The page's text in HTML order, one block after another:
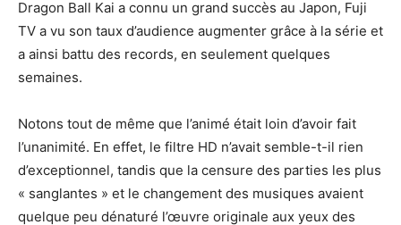
Dragon Ball Kai a connu un grand succès au Japon, Fuji
TV a vu son taux d’audience augmenter grâce à la série et
a ainsi battu des records, en seulement quelques
semaines.
Notons tout de même que l’animé était loin d’avoir fait
l’unanimité. En effet, le filtre HD n’avait semble-t-il rien
d’exceptionnel, tandis que la censure des parties les plus
« sanglantes » et le changement des musiques avaient
quelque peu dénaturé l’œuvre originale aux yeux des